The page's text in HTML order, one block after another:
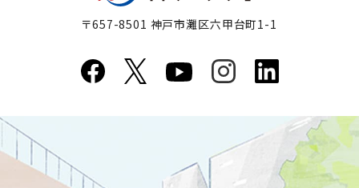
〒657-8501 神戸市灘区六甲台町1-1